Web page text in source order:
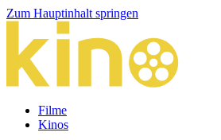
Zum Hauptinhalt springen
Filme
Kinos